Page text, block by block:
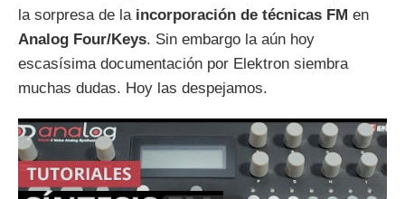
la sorpresa de la incorporación de técnicas FM en
Analog Four/Keys. Sin embargo la aún hoy
escasísima documentación por Elektron siembra
muchas dudas. Hoy las despejamos.